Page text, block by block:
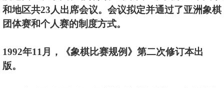
和地区共23人出席会议。会议拟定并通过了亚洲象棋
团体赛和个人赛的制度方式。
1992年11月，《象棋比赛规例》第二次修订本出
版。